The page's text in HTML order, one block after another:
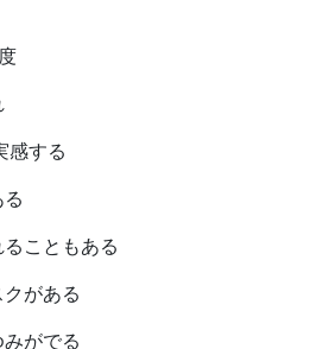
感する
こともある
がある
がでる